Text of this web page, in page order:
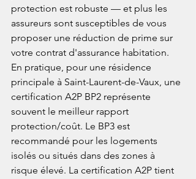
protection est robuste — et plus les
assureurs sont susceptibles de vous
proposer une réduction de prime sur
votre contrat d'assurance habitation.
En pratique, pour une résidence
principale à Saint-Laurent-de-Vaux, une
certification A2P BP2 représente
souvent le meilleur rapport
protection/coût. Le BP3 est
recommandé pour les logements
isolés ou situés dans des zones à
risque élevé. La certification A2P tient